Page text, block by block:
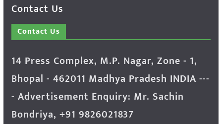
Contact Us
Contact Us
14 Press Complex, M.P. Nagar, Zone - 1,
Bhopal - 462011 Madhya Pradesh INDIA ---
- Advertisement Enquiry: Mr. Sachin
Bondriya, +91 9826021837